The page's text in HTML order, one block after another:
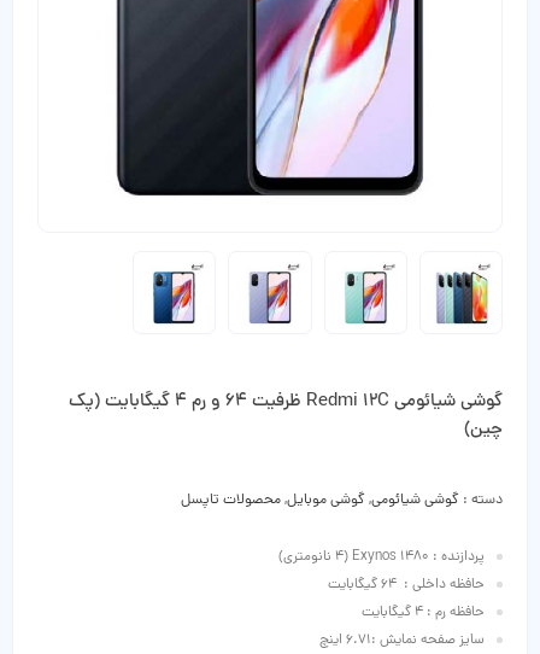
گوشی شیائومی Redmi 12C ظرفیت 64 و رم 4 گیگابایت (پک
چین)
دسته : گوشی شیائومی,گوشی موبایل,محصولات تاپسل
پردازنده : Exynos 1480 (4 نانومتری)
حافظه داخلی : 64 گیگابایت
حافظه رم : 4 گیگابایت
سایز صفحه نمایش :6.71 اینچ